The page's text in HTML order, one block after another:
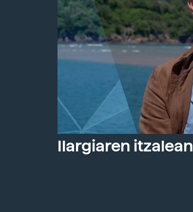
Ilargiaren itzalean